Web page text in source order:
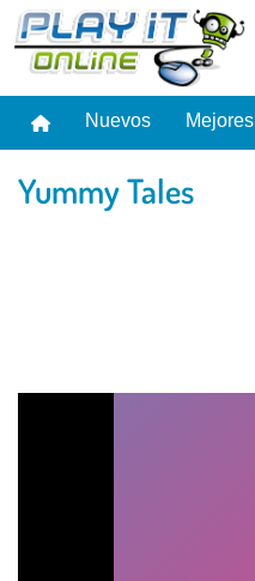
Nuevos Mejores
Yummy Tales